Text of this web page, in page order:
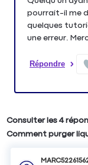
pourrait-il me
quelques
une erreur.
Répondre
Consulter les 4
Comment purger